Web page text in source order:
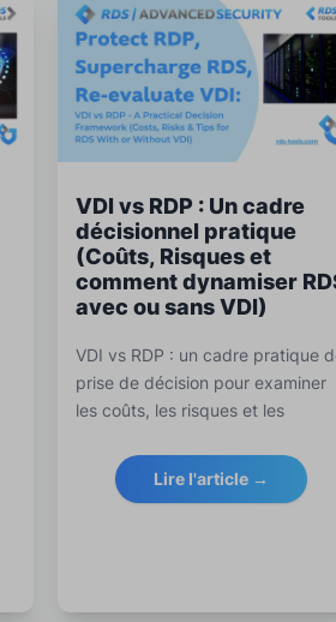
VDI vs RDP : Un cadre
décisionnel pratique
(Coûts, Risques et
comment dynamiser
avec ou sans VDI)
VDI vs RDP : un cadre pratique
prise de décision pour examiner
les coûts, les risques et les
dynamiser RDS avec ou sans
Lire l'article →